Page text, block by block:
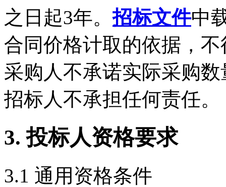
之日起3年。招标文件中
合同价格计取的依据，
采购人不承诺实际采购
招标人不承担任何责任。
3. 投标人资格要求
3.1 通用资格条件